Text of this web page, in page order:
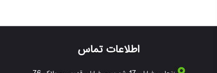
اطلاعات تماس